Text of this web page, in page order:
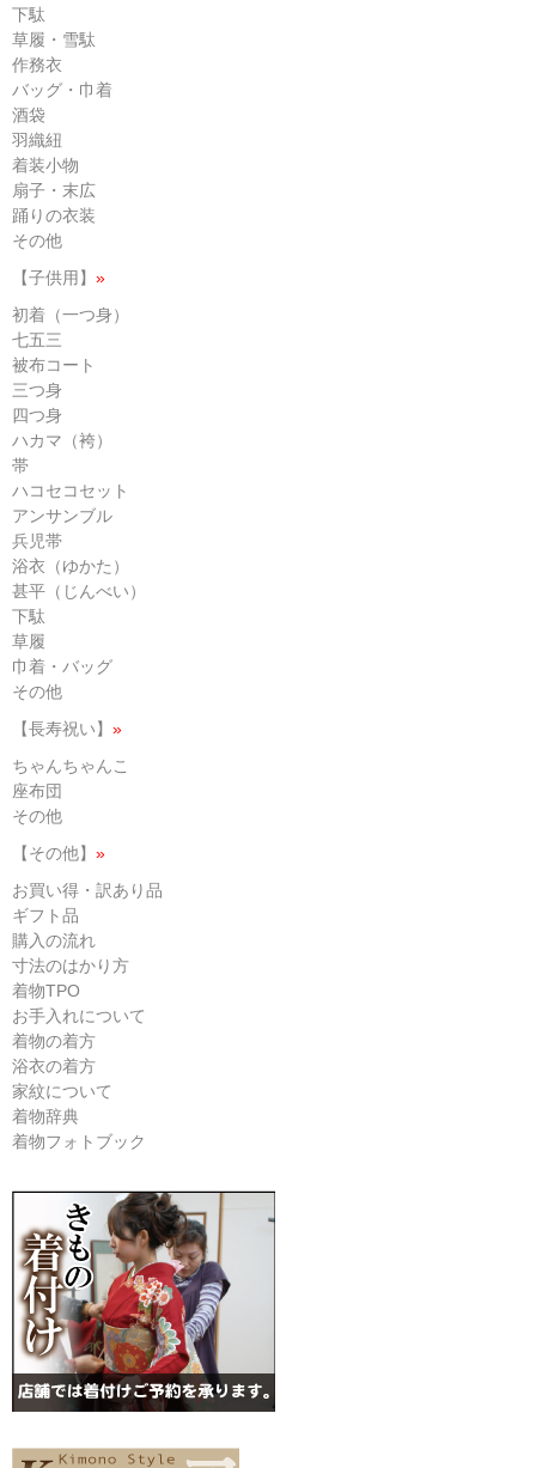
下駄
草履・雪駄
作務衣
バッグ・巾着
酒袋
羽織紐
着装小物
扇子・末広
踊りの衣装
その他
【子供用】 »
初着（一つ身）
七五三
被布コート
三つ身
四つ身
ハカマ（袴）
帯
ハコセコセット
アンサンブル
兵児帯
浴衣（ゆかた）
甚平（じんべい）
下駄
草履
巾着・バッグ
その他
【長寿祝い】 »
ちゃんちゃんこ
座布団
その他
【その他】 »
お買い得・訳あり品
ギフト品
購入の流れ
寸法のはかり方
着物TPO
お手入れについて
着物の着方
浴衣の着方
家紋について
着物辞典
着物フォトブック